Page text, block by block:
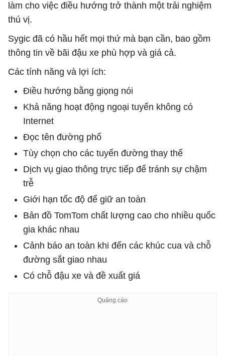
làm cho việc điều hướng trở thành một trải nghiệm
thú vị.
Sygic đã có hầu hết mọi thứ mà bạn cần, bao gồm
thông tin về bãi đậu xe phù hợp và giá cả.
Các tính năng và lợi ích:
Điều hướng bằng giọng nói
Khả năng hoạt động ngoại tuyến không có
Internet
Đọc tên đường phố
Tùy chọn cho các tuyến đường thay thế
Dịch vụ giao thông trực tiếp để tránh sự chậm
trễ
Giới hạn tốc độ để giữ an toàn
Bản đồ TomTom chất lượng cao cho nhiều quốc
gia khác nhau
Cảnh báo an toàn khi đến các khúc cua và chỗ
đường sắt giao nhau
Có chỗ đậu xe và đề xuất giá